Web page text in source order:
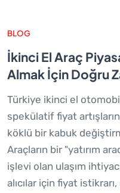
BLOG
İkinci El Araç
Almak İçin Doğru
Türkiye ikinci el
spekülatif fiyat
köklü bir kabuk
Araçların bir "yatırım
işlevi olan ulaşım
alıcılar için fiyat